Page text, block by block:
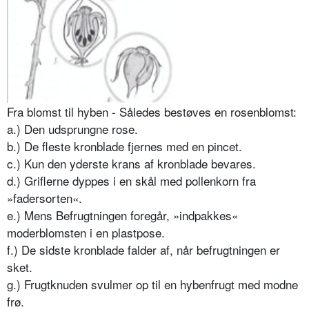
Fra blomst til hyben - Således bestøves en rosenblomst:
a.) Den udsprungne rose.
b.) De fleste kronblade fjernes med en pincet.
c.) Kun den yderste krans af kronblade bevares.
d.) Griflerne dyppes i en skål med pollenkorn fra
»fadersorten«.
e.) Mens Befrugtningen foregår, »indpakkes«
moderblomsten i en plastpose.
f.) De sidste kronblade falder af, når befrugtningen er
sket.
g.) Frugtknuden svulmer op til en hybenfrugt med modne
frø.